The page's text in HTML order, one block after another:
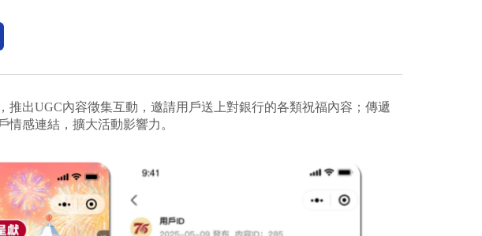
推出UGC內容徵集互動，邀請用戶送上對銀行的各類祝福內容；傳遞
情感連結，擴大活動影響力。
09